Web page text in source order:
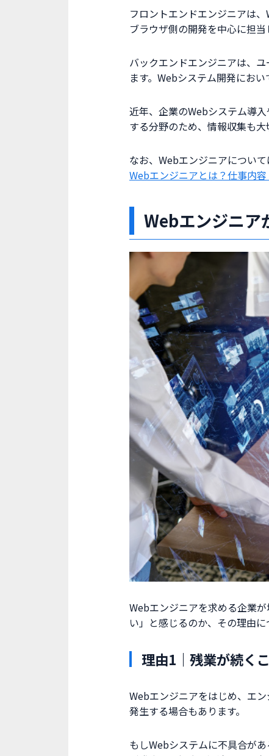
フロントエンドエンジニアは
ブラウザ側の開発を中心に担当
バックエンドエンジニアは、
ます。Webシステム開発にお
近年、企業のWebシステム導
する分野のため、情報収集も大
なお、Webエンジニアについ
Webエンジニアとは？仕事内
Webエンジニア
Webエンジニアを求める企業
い」と感じるのか、その理由に
理由1｜残業が続く
Webエンジニアをはじめ、エ
発生する場合もあります。
もしWebシステムに不具合が